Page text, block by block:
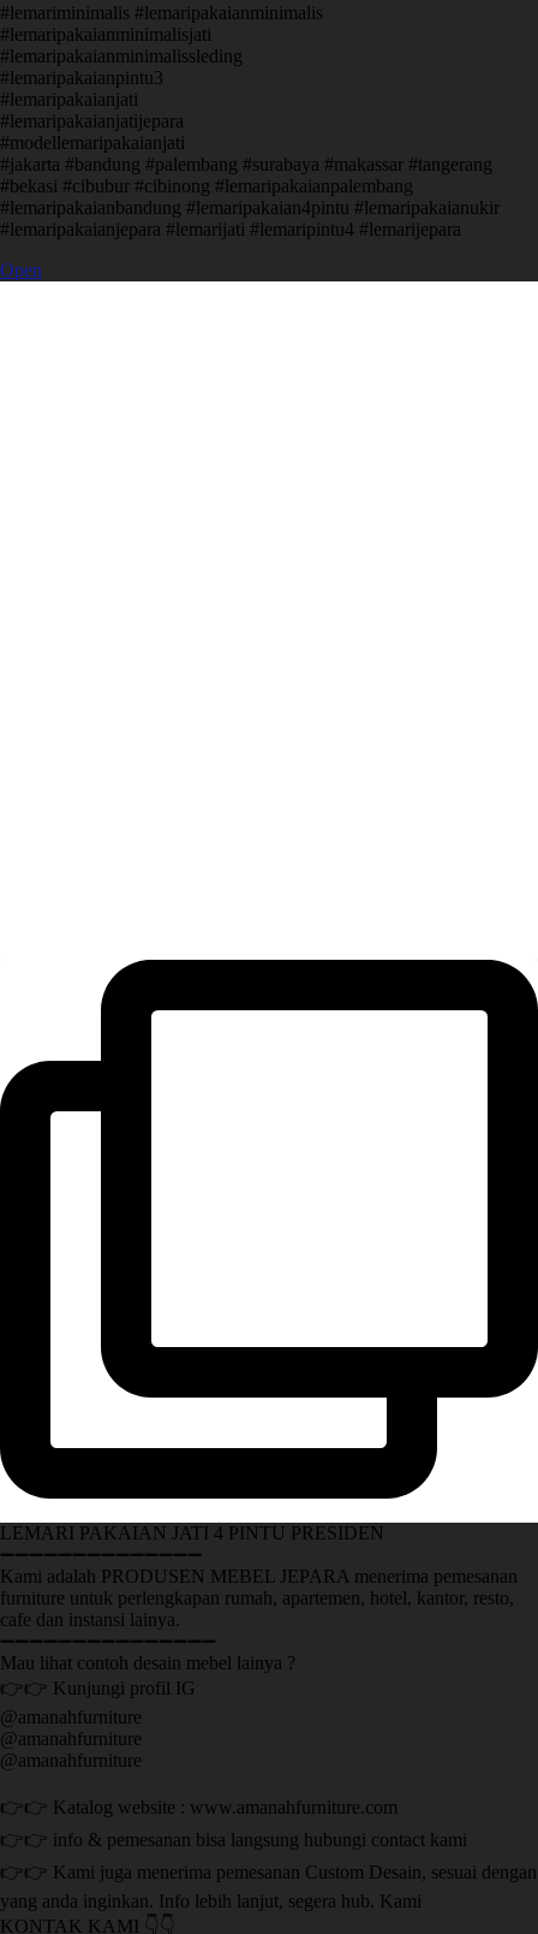
#lemariminimalis #lemaripakaianminimalis
#lemaripakaianminimalisjati
#lemaripakaianminimalissleding
#lemaripakaianpintu3
#lemaripakaianjati
#lemaripakaianjatijepara
#modellemaripakaianjati
#jakarta #bandung #palembang #surabaya #makassar #tangerang
#bekasi #cibubur #cibinong #lemaripakaianpalembang
#lemaripakaianbandung #lemaripakaian4pintu #lemaripakaianukir
#lemaripakaianjepara #lemarijati #lemaripintu4 #lemarijepara
Open
LEMARI PAKAIAN JATI 4 PINTU PRESIDEN
➖➖➖➖➖➖➖➖➖➖➖➖➖➖
Kami adalah PRODUSEN MEBEL JEPARA menerima pemesanan
furniture untuk perlengkapan rumah, apartemen, hotel, kantor, resto,
cafe dan instansi lainya.
➖➖➖➖➖➖➖➖➖➖➖➖➖➖➖
Mau lihat contoh desain mebel lainya ?
👉👉 Kunjungi profil IG
@amanahfurniture
@amanahfurniture
@amanahfurniture
👉👉 Katalog website : www.amanahfurniture.com
👉👉 info & pemesanan bisa langsung hubungi contact kami
👉👉 Kami juga menerima pemesanan Custom Desain, sesuai dengan
yang anda inginkan. Info lebih lanjut, segera hub. Kami
KONTAK KAMI 👇👇